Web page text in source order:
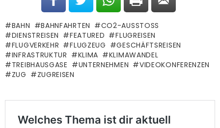
BAHN BAHNFAHRTEN
CO2-AUSSTOSS
DIENSTREISEN
FEATURED
FLUGREISEN
FLUGVERKEHR
FLUGZEUG
GESCHÄFTSREISEN
INFRASTRUKTUR
KLIMA
KLIMAWANDEL
TREIBHAUSGASE
UNTERNEHMEN
VIDEOKONFERENZEN
ZUG
ZUGREISEN